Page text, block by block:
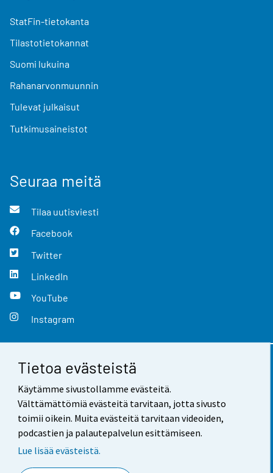
Tietoa evästeistä
Käytämme sivustollamme evästeitä.
Välttämättömiä evästeitä tarvitaan, jotta sivusto
toimii oikein. Muita evästeitä tarvitaan videoiden,
podcastien ja palautepalvelun esittämiseen.
Lue lisää evästeistä.
StatFin-tietokanta
Tilastotietokannat
Suomi lukuina
Rahanarvonmuunnin
Tulevat julkaisut
Tutkimusaineistot
Seuraa meitä
Tilaa uutisviesti
Facebook
Twitter
LinkedIn
YouTube
Instagram
Yhteystiedot
Palaute
Käyttöehdot
Saavutettavuus